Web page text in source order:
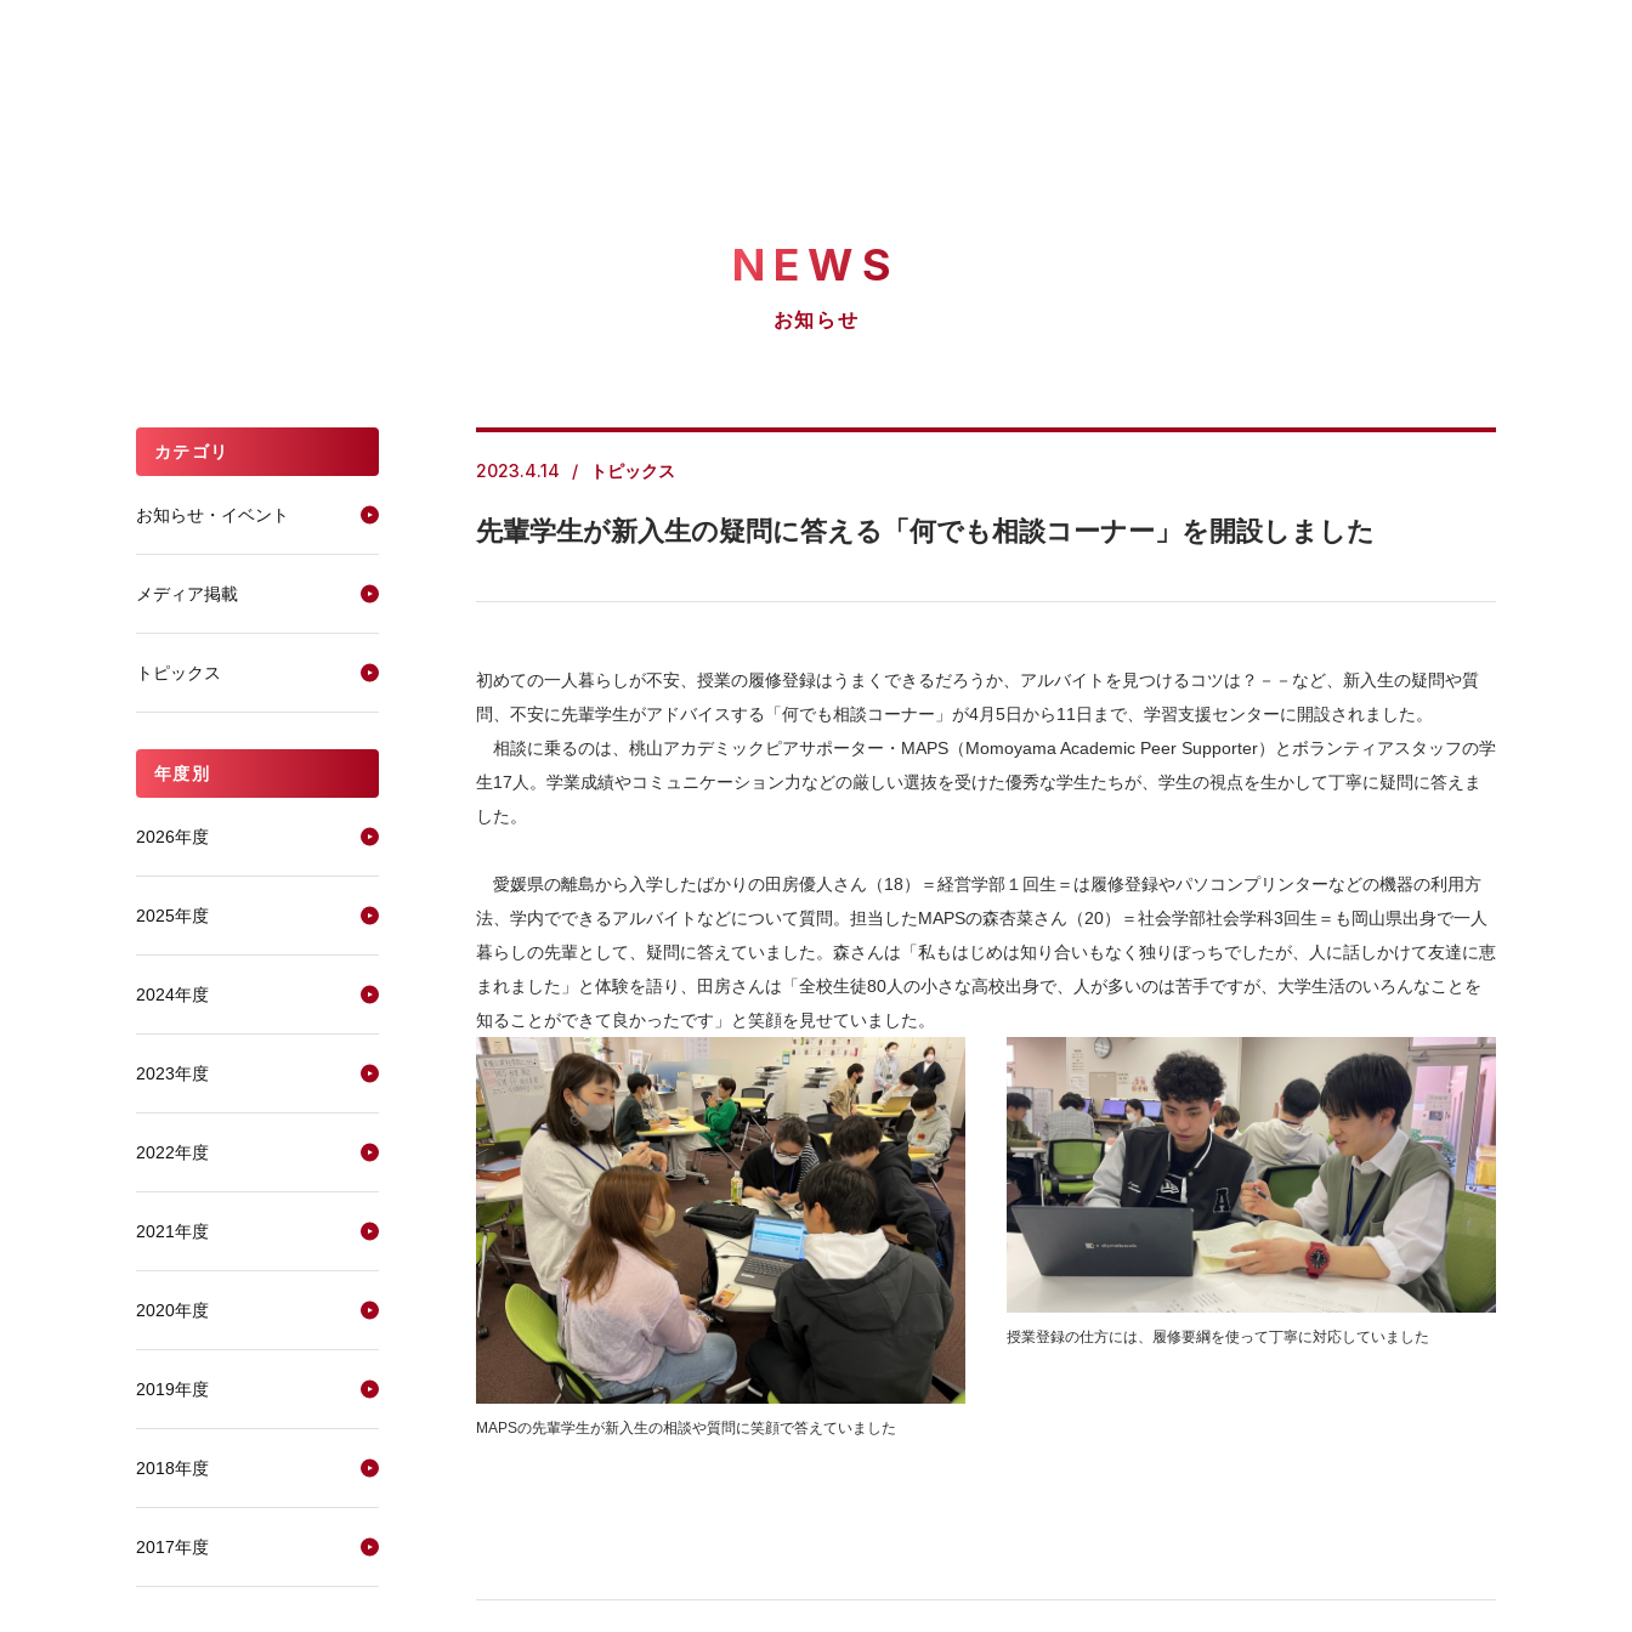
NEWS
お知らせ
2023.4.14 トピックス
先輩学生が新入生の疑問に答える「何でも相談コーナー」を開設しました
初めての一人暮らしが不安、授業の履修登録はうまくできるだろうか、アルバイトを見つけるコツは？－－など、新入生の疑問や質
問、不安に先輩学生がアドバイスする「何でも相談コーナー」が4月5日から11日まで、学習支援センターに開設されました。
相談に乗るのは、桃山アカデミックピアサポーター・MAPS（Momoyama Academic Peer Supporter）とボランティアスタッフの学
生17人。学業成績やコミュニケーション力などの厳しい選抜を受けた優秀な学生たちが、学生の視点を生かして丁寧に疑問に答えま
した。
愛媛県の離島から入学したばかりの田房優人さん（18）＝経営学部１回生＝は履修登録やパソコンプリンターなどの機器の利用方
法、学内でできるアルバイトなどについて質問。担当したMAPSの森杏菜さん（20）＝社会学部社会学科3回生＝も岡山県出身で一人
暮らしの先輩として、疑問に答えていました。森さんは「私もはじめは知り合いもなく独りぼっちでしたが、人に話しかけて友達に恵
まれました」と体験を語り、田房さんは「全校生徒80人の小さな高校出身で、人が多いのは苦手ですが、大学生活のいろんなことを
知ることができて良かったです」と笑顔を見せていました。
MAPSの先輩学生が新入生の相談や質問に笑顔で答えていました
授業登録の仕方には、履修要綱を使って丁寧に対応していました
カテゴリ
お知らせ・イベント
メディア掲載
トピックス
年度別
2026年度
2025年度
2024年度
2023年度
2022年度
2021年度
2020年度
2019年度
2018年度
2017年度